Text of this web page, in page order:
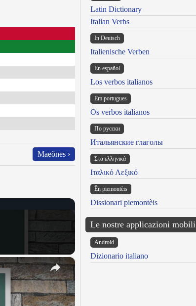
Maeŏnes ›
×
Latin Dictionary
Italian Verbs
In Deutsch
Italienische Verben
En español
Los verbos italianos
Em portugues
Os verbos italianos
По русски
Итальянские глаголы
Στα ελληνικά
Ιταλικό Λεξικό
Ën piemontèis
Dissionari piemontèis
Le nostre applicazioni mobili
Android
Dizionario italiano